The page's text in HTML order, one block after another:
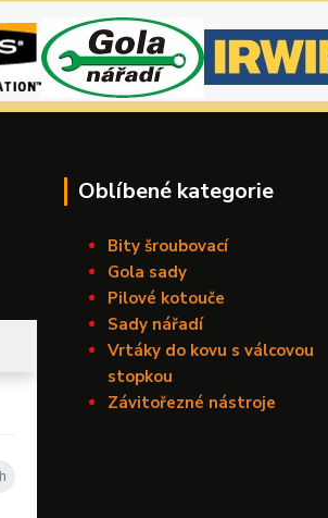
Oblíbené kategorie
Bity šroubovací
Gola sady
Pilové kotouče
Sady nářadí
Vrtáky do kovu s válcovou
stopkou
Závitořezné nástroje